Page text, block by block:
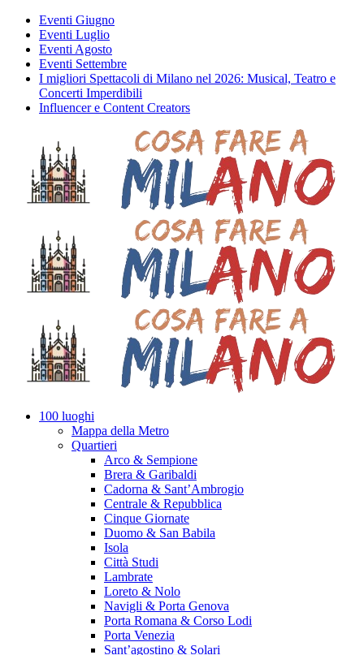
Eventi Giugno
Eventi Luglio
Eventi Agosto
Eventi Settembre
I migliori Spettacoli di Milano nel 2026: Musical, Teatro e
Concerti Imperdibili
Influencer e Content Creators
100 luoghi
Mappa della Metro
Quartieri
Arco & Sempione
Brera & Garibaldi
Cadorna & Sant’Ambrogio
Centrale & Repubblica
Cinque Giornate
Duomo & San Babila
Isola
Città Studi
Lambrate
Loreto & Nolo
Navigli & Porta Genova
Porta Romana & Corso Lodi
Porta Venezia
Sant’agostino & Solari